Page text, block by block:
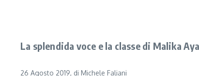
La splendida voce e la classe di Malika
26 Agosto 2019, di Michele Faliani